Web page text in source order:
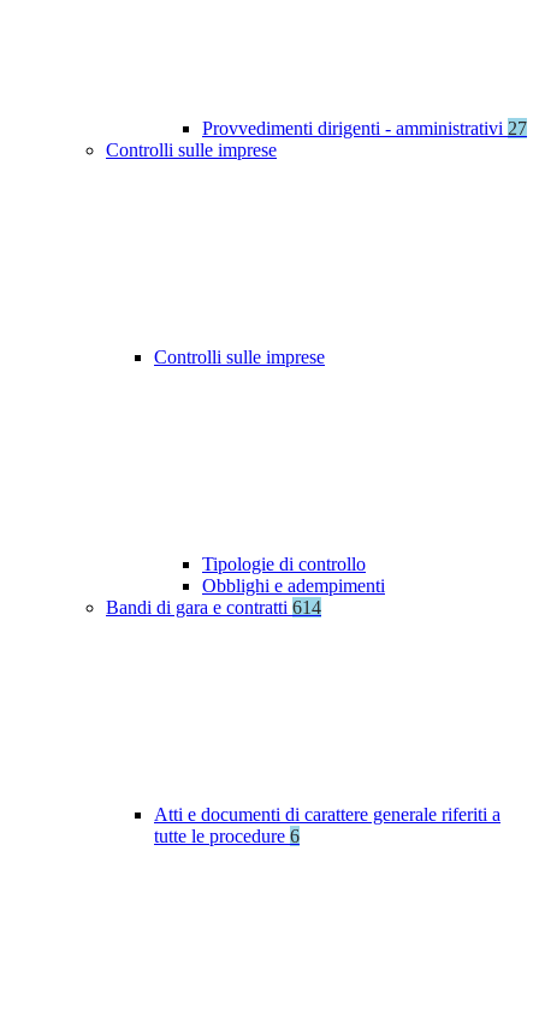
Provvedimenti dirigenti - amministrativi 27
Controlli sulle imprese
Controlli sulle imprese
Tipologie di controllo
Obblighi e adempimenti
Bandi di gara e contratti 614
Atti e documenti di carattere generale riferiti a
tutte le procedure 6